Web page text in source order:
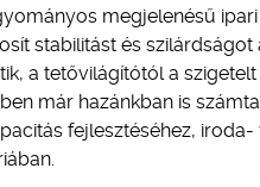
megjelenésű
stabilitást és
a tetővilágítótól a
már hazánkban is
fejlesztéséhez,